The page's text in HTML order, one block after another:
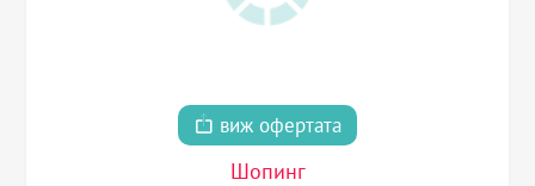
виж офертата
Шопинг